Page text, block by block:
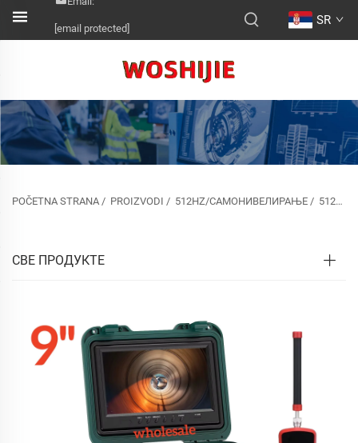
[email protected]
SR
POČETNA STRANA / PROIZVODI / 512HZ/САМОНИВЕЛИРАЊЕ / 512HZ СОНДА&ЛОКАТОР&САМОНИВЕЛИРАЊЕ
СВЕ ПРОДУКТЕ